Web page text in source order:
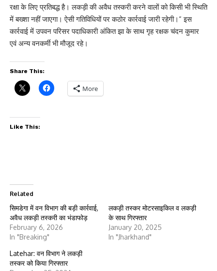
रक्षा के लिए प्रतिबद्ध है। लकड़ी की अवैध तस्करी करने वालों को किसी भी स्थिति
में बख्शा नहीं जाएगा। ऐसी गतिविधियों पर कठोर कार्रवाई जारी रहेगी।” इस
कार्रवाई में उपवन परिसर पदाधिकारी अंकित झा के साथ गृह रक्षक चंदन कुमार
एवं अन्य वनकर्मी भी मौजूद रहे।
Share This:
More
Like This:
Related
सिमडेगा में वन विभाग की बड़ी कार्रवाई,
अवैध लकड़ी तस्करी का भंडाफोड़
February 6, 2026
In "Breaking"
लकड़ी तस्कर मोटरसाइकिल व लकड़ी
के साथ गिरफ्तार
January 20, 2025
In "Jharkhand"
Latehar: वन विभाग ने लकड़ी
तस्कर को किया गिरफ्तार